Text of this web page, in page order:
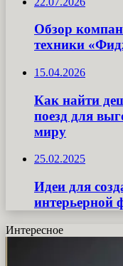
Обзор
техники
15.04.2026
Как найти
поезд для
миру
25.02.2025
Идеи для
интерьерной
Интересное